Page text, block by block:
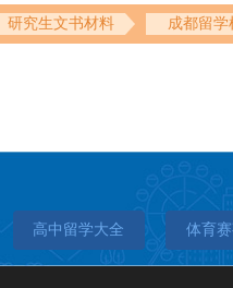
研究生文书材料 成都留学
高中留学大全 体育